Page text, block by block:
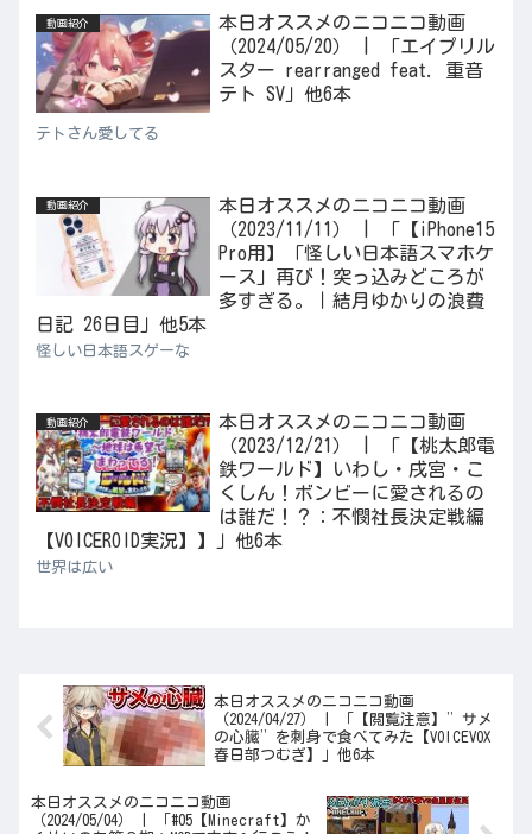
動画紹介
本日オススメのニコニコ動画
（2024/05/20） | 「エイプリル
スター rearranged feat. 重音
テト SV」他6本
テトさん愛してる
動画紹介
本日オススメのニコニコ動画
（2023/11/11） | 「【iPhone15
Pro用】「怪しい日本語スマホケ
ース」再び！突っ込みどころが
多すぎる。｜結月ゆかりの浪費
日記 26日目」他5本
怪しい日本語スゲーな
動画紹介
本日オススメのニコニコ動画
（2023/12/21） | 「【桃太郎電
鉄ワールド】いわし・戌宮・こ
くしん！ボンビーに愛されるの
は誰だ！？：不憫社長決定戦編
【VOICEROID実況】】」他6本
世界は広い
本日オススメのニコニコ動画
（2024/04/27） | 「【閲覧注意】”サメ
の心臓”を刺身で食べてみた【VOICEVOX
春日部つむぎ】」他6本
本日オススメのニコニコ動画
（2024/05/04） | 「#05【Minecraft】か